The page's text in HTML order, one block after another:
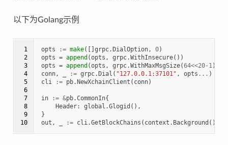
以下为Golang示例
1
2
3
4
5
6
7
8
9
10
opts := make([] grpc. DialOption, 0)
opts = append (opts , grpc.WithInsecure())
opts = append (opts , grpc.WithMaxMsgSize(64<<20- 1))
conn, := grpc. Dial ( "127.0.0.1:37101" , opts ... )
cli
:= pb. NewXchainClient ( conn)
in := &pb.CommonIn{
Header: global .Glogid (),
}
out , := cli.GetBlockChains ( context . Background (),